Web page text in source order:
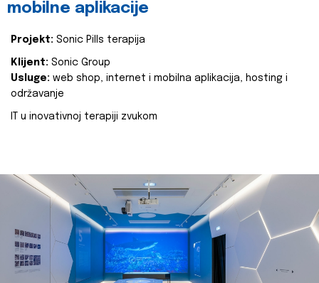
mobilne aplikacije
Projekt: Sonic Pills terapija
Klijent: Sonic Group
Usluge: web shop, internet i mobilna aplikacija, hosting i
održavanje
IT u inovativnoj terapiji zvukom